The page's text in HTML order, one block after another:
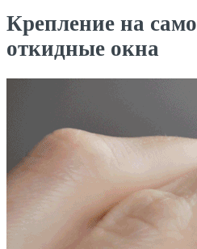
Крепление на
откидные окна